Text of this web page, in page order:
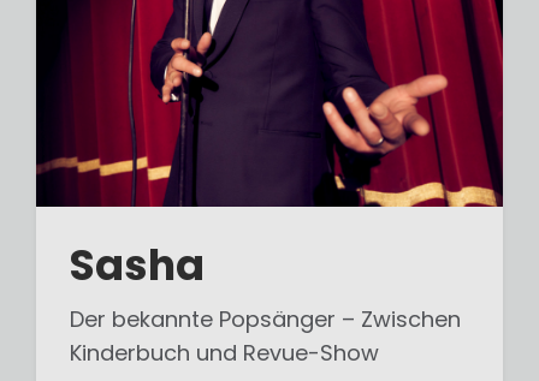
Sasha
Der bekannte Popsänger – Zwischen
Kinderbuch und Revue-Show